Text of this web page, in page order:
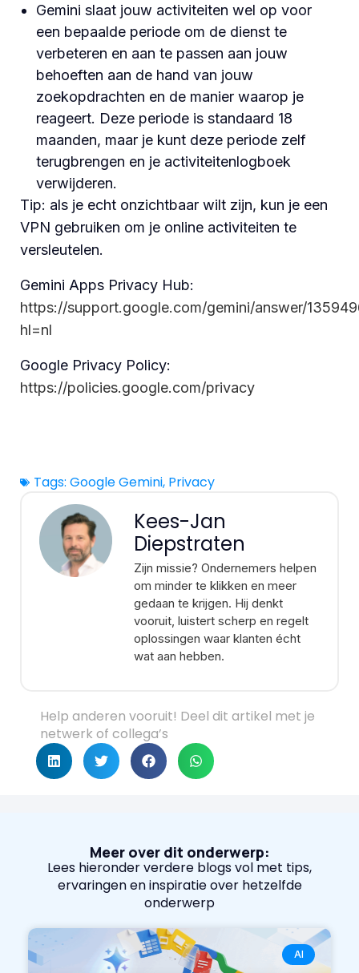
Gemini slaat jouw activiteiten wel op voor
een bepaalde periode om de dienst te
verbeteren en aan te passen aan jouw
behoeften aan de hand van jouw
zoekopdrachten en de manier waarop je
reageert. Deze periode is standaard 18
maanden, maar je kunt deze periode zelf
terugbrengen en je activiteitenlogboek
verwijderen.
Tip: als je echt onzichtbaar wilt zijn, kun je een
VPN gebruiken om je online activiteiten te
versleutelen.
Gemini Apps Privacy Hub:
https://support.google.com/gemini/answer/
hl=nl
Google Privacy Policy:
https://policies.google.com/privacy
Tags: Google Gemini, Privacy
Kees-Jan
Diepstraten
Zijn missie? Ondernemers helpen
om minder te klikken en meer
gedaan te krijgen. Hij denkt
vooruit, luistert scherp en regelt
oplossingen waar klanten écht
wat aan hebben.
Help anderen vooruit! Deel dit artikel met je
netwerk of collega’s
Meer over dit onderwerp:
Lees hieronder verdere blogs vol met tips,
ervaringen en inspiratie over hetzelfde
onderwerp
AI